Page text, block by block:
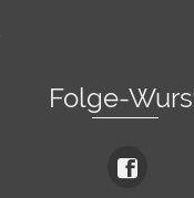
Folge-